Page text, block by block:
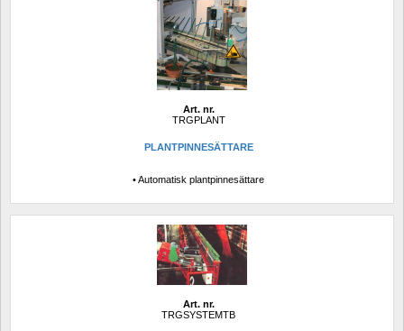
Art. nr.
TRGPLANT
PLANTPINNESÄTTARE
• Automatisk plantpinnesättare
Art. nr.
TRGSYSTEMTB